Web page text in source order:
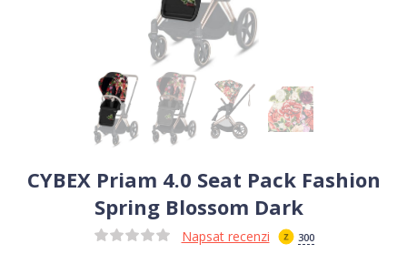
CYBEX Priam 4.0 Seat Pack Fashion
Spring Blossom Dark
Napsat recenzi 300